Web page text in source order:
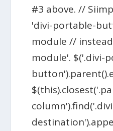
#3 above. //
'divi-portable-
module //
module'. $('.divi-